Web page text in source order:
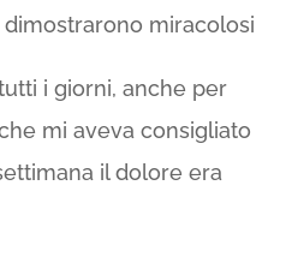
miracolosi
i giorni, anche per
mi aveva consigliato
il dolore era